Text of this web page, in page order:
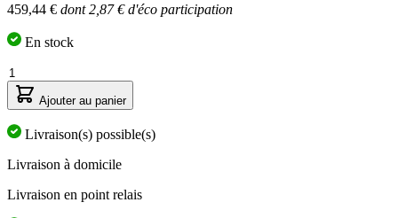
5,
de
la
note
moyenne.
Read
133
Reviews.
Lien
la
page.
prix
des
choisies
459,44 € dont 2,87 € d'éco participation
En stock
Quantité
Ajouter au panier
Livraison(s) possible(s)
Livraison à domicile
Livraison en point relais